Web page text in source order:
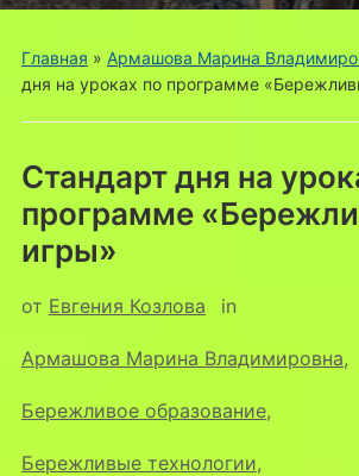
меню
Главная » Армашова Марина
дня на уроках по программе
Стандарт дня на
программе
игры»
от Евгения Козлова in
Армашова Марина Владимировна,
Бережливое образование,
Бережливые технологии,